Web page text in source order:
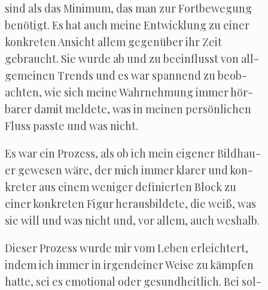
sind als das Mini­mum, das man zur Fort­be­we­gung
benö­tigt. Es hat auch mei­ne Ent­wick­lung zu einer
kon­kre­ten Ansicht allem gegen­über ihr Zeit
gebraucht. Sie wur­de ab und zu beein­flusst von all­
ge­mei­nen Trends und es war span­nend zu beob­
ach­ten, wie sich mei­ne Wahr­neh­mung immer hör­
ba­rer damit mel­de­te, was in mei­nen per­sön­li­chen
Fluss pass­te und was nicht.
Es war ein Pro­zess, als ob ich mein eige­ner Bild­hau­
er gewe­sen wäre, der mich immer kla­rer und kon­
kre­ter aus einem weni­ger defi­nier­ten Block zu
einer kon­kre­ten Figur her­aus­bil­de­te, die weiß, was
sie will und was nicht und, vor allem, auch weshalb.
Die­ser Pro­zess wur­de mir vom Leben erleich­tert,
indem ich immer in irgend­ei­ner Wei­se zu kämp­fen
hat­te, sei es emo­tio­nal oder gesund­heit­lich. Bei sol­